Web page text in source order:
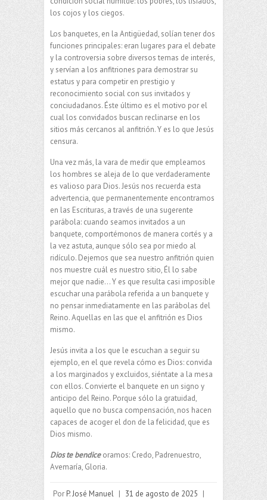
los cojos y los ciegos.
Los banquetes, en la Antigüedad, solían tener dos
funciones principales: eran lugares para el debate
y la controversia sobre diversos temas de interés,
y servían a los anfitriones para demostrar su
estatus y para competir en prestigio y
reconocimiento social con sus invitados y
conciudadanos. Éste último es el motivo por el
cual los convidados buscan reclinarse en los
sitios más cercanos al anfitrión. Y es lo que Jesús
censura.
Una vez más, la vara de medir que empleamos
los hombres se aleja de lo que verdaderamente
es valioso para Dios. Jesús nos recuerda esta
advertencia, que permanentemente encontramos
en las Escrituras, a través de una sugerente
parábola: cuando seamos invitados a un
banquete, comportémonos de manera cortés y a
la vez astuta, aunque sólo sea por miedo al
ridículo. Dejemos que sea nuestro anfitrión quien
nos muestre cuál es nuestro sitio, Él lo sabe
mejor que nadie… Y es que resulta casi imposible
escuchar una parábola referida a un banquete y
no pensar inmediatamente en las parábolas del
Reino. Aquellas en las que el anfitrión es Dios
mismo.
Jesús invita a los que le escuchan a seguir su
ejemplo, en el que revela cómo es Dios: convida
a los marginados y excluidos, siéntate a la mesa
con ellos. Convierte el banquete en un signo y
anticipo del Reino. Porque sólo la gratuidad,
aquello que no busca compensación, nos hacen
capaces de acoger el don de la felicidad, que es
Dios mismo.
Dios te bendiceoramos: Credo, Padrenuestro,
Avemaría, Gloria.
Por P. José Manuel | 31 de agosto de 2025 |